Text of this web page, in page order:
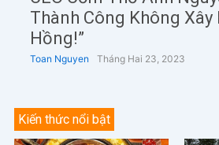
Thành Công Không Xây
Hồng!”
Toan Nguyen Tháng Hai 23, 2023
Kiến thức nổi bật